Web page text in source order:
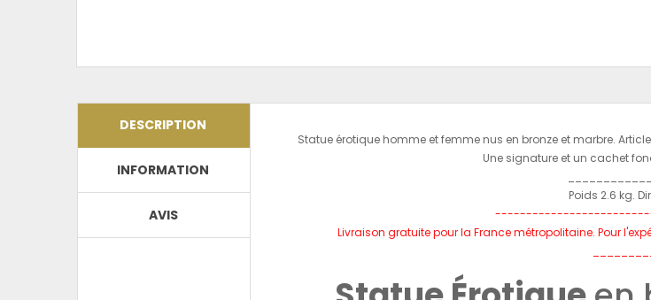
DESCRIPTION
INFORMATION
AVIS
Statue érotique homme et femme nus en bronze et marbre.
Une signature et un cachet
Poids 2.6 kg.
Livraison gratuite pour la France métropolitaine. Pour